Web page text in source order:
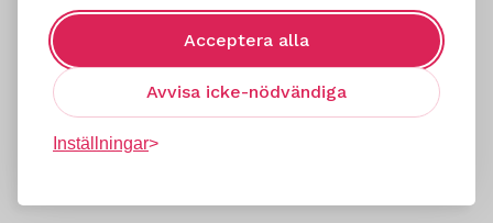
Acceptera alla
Avvisa icke-nödvändiga
Inställningar